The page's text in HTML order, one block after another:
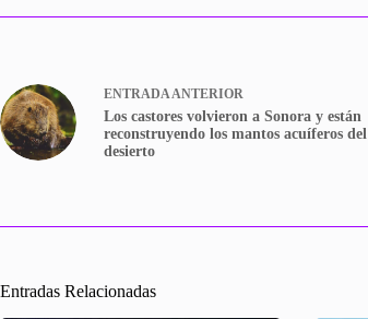
ENTRADAANTERIOR
Los castores volvieron a Sonora y están
reconstruyendo los mantos acuíferos del
desierto
Entradas Relacionadas